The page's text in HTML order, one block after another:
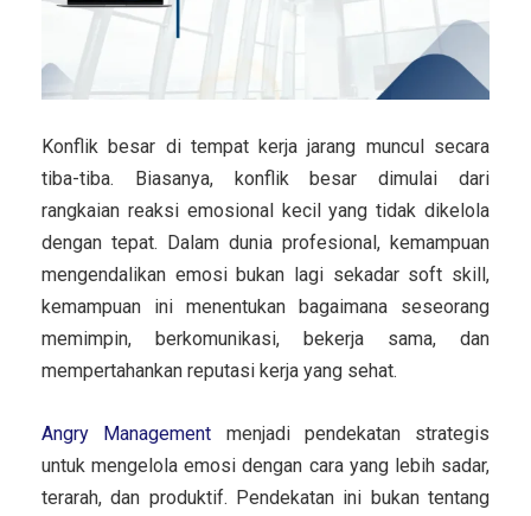
Konflik besar di tempat kerja jarang muncul secara
tiba-tiba. Biasanya, konflik besar dimulai dari
rangkaian reaksi emosional kecil yang tidak dikelola
dengan tepat. Dalam dunia profesional, kemampuan
mengendalikan emosi bukan lagi sekadar soft skill,
kemampuan ini menentukan bagaimana seseorang
memimpin, berkomunikasi, bekerja sama, dan
mempertahankan reputasi kerja yang sehat.
Angry Management menjadi pendekatan strategis
untuk mengelola emosi dengan cara yang lebih sadar,
terarah, dan produktif. Pendekatan ini bukan tentang